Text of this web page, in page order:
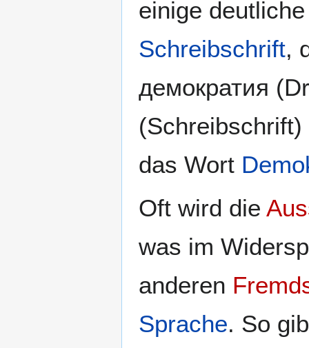
einige
Schreibschrift,
демократия
das Wort
Oft wird die
was im
anderen
Sprache. So